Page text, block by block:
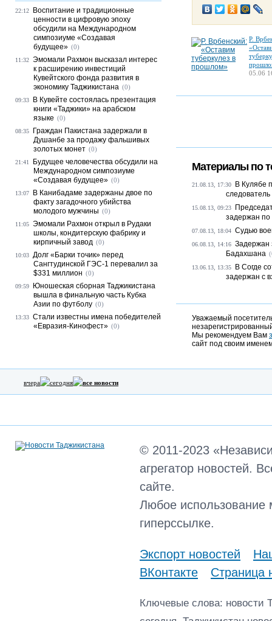
Р.
05.06
Материалы по
21.08.13, 17:30
В Кулябе
следователь
15.08.13, 09:23
задержан по
07.08.13, 18:04 Судью
06.08.13, 14:16 Задержан
Бадахшана
13.06.13, 13:35
В Согде
задержан с
Уважаемый
Мы рекомендуем Вам
сайт под своим
22:12
Воспитание и традиционные
ценности в цифровую эпоху
обсудили на Международном
симпозиуме «Создавая
будущее» (0)
11:32 Эмомали Рахмон высказал интерес
к расширению инвестиций
Кувейтского фонда развития в
экономику Таджикистана (0)
09:33
В Кувейте состоялась презентация
книги «Таджики» на арабском
языке (0)
08:35
Граждан Пакистана задержали в
Душанбе за продажу фальшивых
золотых монет (0)
21:41
Будущее человечества обсудили на
Международном симпозиуме
«Создавая будущее» (0)
13:07
В Канибадаме задержаны двое по
факту загадочного убийства
молодого мужчины (0)
11:05 Эмомали Рахмон открыл в Рудаки
школы, кондитерскую фабрику и
кирпичный завод (0)
10:03 Долг «Барки точик» перед
Сангтудинской ГЭС-1 перевалил за
$331 миллион (0)
09:59
Юношеская сборная Таджикистана
вышла в финальную часть Кубка
Азии по футболу (0)
13:33 Стали известны имена победителей
«Евразия-Кинофест» (0)
вчера сегодня все новости
© 2011-2023
агрегатор новостей.
сайте.
Любое использование
гиперссылке.
Экспорт новостей
ВКонтакте
Страница
Ключевые слова: новости